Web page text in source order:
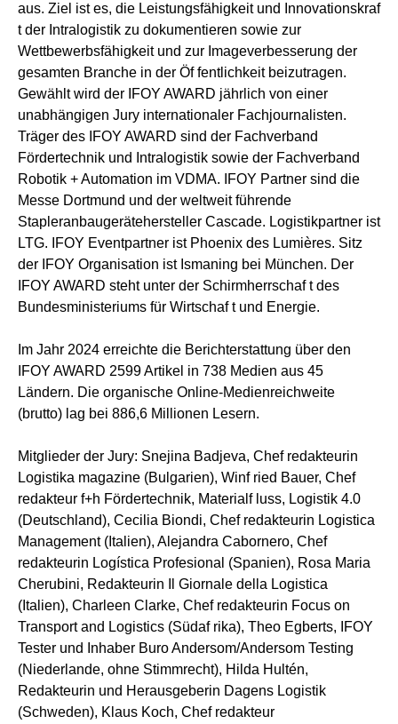
aus. Ziel ist es, die Leistungsfähigkeit und Innovationskraf
t der Intralogistik zu dokumentieren sowie zur
Wettbewerbsfähigkeit und zur Imageverbesserung der
gesamten Branche in der Öf fentlichkeit beizutragen.
Gewählt wird der IFOY AWARD jährlich von einer
unabhängigen Jury internationaler Fachjournalisten.
Träger des IFOY AWARD sind der Fachverband
Fördertechnik und Intralogistik sowie der Fachverband
Robotik + Automation im VDMA. IFOY Partner sind die
Messe Dortmund und der weltweit führende
Stapleranbaugerätehersteller Cascade. Logistikpartner ist
LTG. IFOY Eventpartner ist Phoenix des Lumières. Sitz
der IFOY Organisation ist Ismaning bei München. Der
IFOY AWARD steht unter der Schirmherrschaf t des
Bundesministeriums für Wirtschaf t und Energie.
Im Jahr 2024 erreichte die Berichterstattung über den
IFOY AWARD 2599 Artikel in 738 Medien aus 45
Ländern. Die organische Online-Medienreichweite
(brutto) lag bei 886,6 Millionen Lesern.
Mitglieder der Jury: Snejina Badjeva, Chef redakteurin
Logistika magazine (Bulgarien), Winf ried Bauer, Chef
redakteur f+h Fördertechnik, Materialf luss, Logistik 4.0
(Deutschland), Cecilia Biondi, Chef redakteurin Logistica
Management (Italien), Alejandra Cabornero, Chef
redakteurin Logística Profesional (Spanien), Rosa Maria
Cherubini, Redakteurin Il Giornale della Logistica
(Italien), Charleen Clarke, Chef redakteurin Focus on
Transport and Logistics (Südaf rika), Theo Egberts, IFOY
Tester und Inhaber Buro Andersom/Andersom Testing
(Niederlande, ohne Stimmrecht), Hilda Hultén,
Redakteurin und Herausgeberin Dagens Logistik
(Schweden), Klaus Koch, Chef redakteur